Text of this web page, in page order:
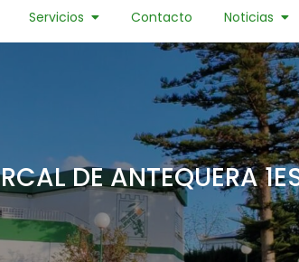
Servicios Contacto Noticias
DE ANTEQUERA